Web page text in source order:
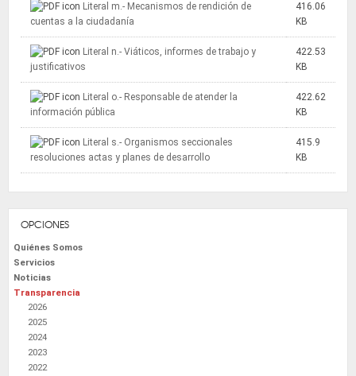
Literal m.- Mecanismos de rendición de
cuentas a la ciudadanía
416.06
KB
Literal n.- Viáticos, informes de trabajo y
justificativos
422.53
KB
Literal o.- Responsable de atender la
información pública
422.62
KB
Literal s.- Organismos seccionales
resoluciones actas y planes de desarrollo
415.9
KB
OPCIONES
Quiénes Somos
Servicios
Noticias
Transparencia
2026
2025
2024
2023
2022